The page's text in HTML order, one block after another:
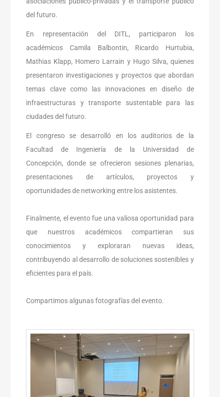
del futuro.
En representación del DITL, participaron los
académicos Camila Balbontin, Ricardo Hurtubia,
Mathias Klapp, Homero Larrain y Hugo Silva, quienes
presentaron investigaciones y proyectos que abordan
temas clave como las innovaciones en diseño de
infraestructuras y transporte sustentable para las
ciudades del futuro.
El congreso se desarrolló en los auditorios de la
Facultad de Ingeniería de la Universidad de
Concepción, donde se ofrecieron sesiones plenarias,
presentaciones de artículos, proyectos y
oportunidades de networking entre los asistentes.
Finalmente, el evento fue una valiosa oportunidad para
que nuestros académicos compartieran sus
conocimientos y exploraran nuevas ideas,
contribuyendo al desarrollo de soluciones sostenibles y
eficientes para el país.
Compartimos algunas fotografías del evento.